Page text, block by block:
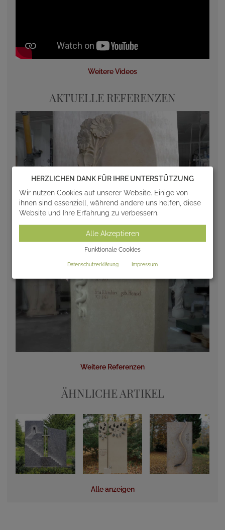
Weitere Videos
AKTUELLE REFERENZEN
Weitere Referenzen
ÄHNLICHE ARTIKEL
Alle anzeigen
HERZLICHEN DANK FÜR IHRE UNTERSTÜTZUNG
Wir nutzen Cookies auf unserer Website. Einige von
ihnen sind essenziell, während andere uns helfen, diese
Website und Ihre Erfahrung zu verbessern.
Alle Akzeptieren
Funktionale Cookies
Datenschutzerklärung Impressum